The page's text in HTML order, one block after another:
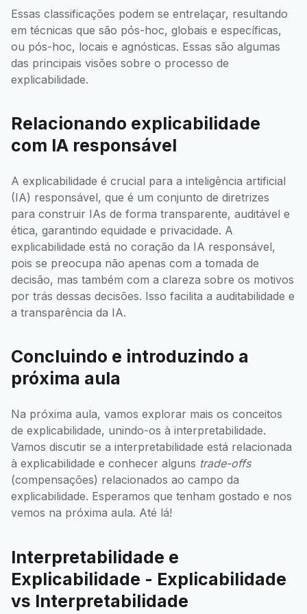
Essas classificações podem se entrelaçar, resultando
em técnicas que são pós-hoc, globais e específicas,
ou pós-hoc, locais e agnósticas. Essas são algumas
das principais visões sobre o processo de
explicabilidade.
Relacionando explicabilidade
com IA responsável
A explicabilidade é crucial para a inteligência artificial
(IA) responsável, que é um conjunto de diretrizes
para construir IAs de forma transparente, auditável e
ética, garantindo equidade e privacidade. A
explicabilidade está no coração da IA responsável,
pois se preocupa não apenas com a tomada de
decisão, mas também com a clareza sobre os motivos
por trás dessas decisões. Isso facilita a auditabilidade e
a transparência da IA.
Concluindo e introduzindo a
próxima aula
Na próxima aula, vamos explorar mais os conceitos
de explicabilidade, unindo-os à interpretabilidade.
Vamos discutir se a interpretabilidade está relacionada
à explicabilidade e conhecer alguns trade-offs
(compensações) relacionados ao campo da
explicabilidade. Esperamos que tenham gostado e nos
vemos na próxima aula. Até lá!
Interpretabilidade e
Explicabilidade - Explicabilidade
vs Interpretabilidade